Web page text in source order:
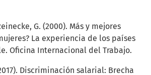
G. (2000). Más y mejores
La experiencia de los países
Oficina Internacional del Trabajo.
Discriminación salarial: Brecha